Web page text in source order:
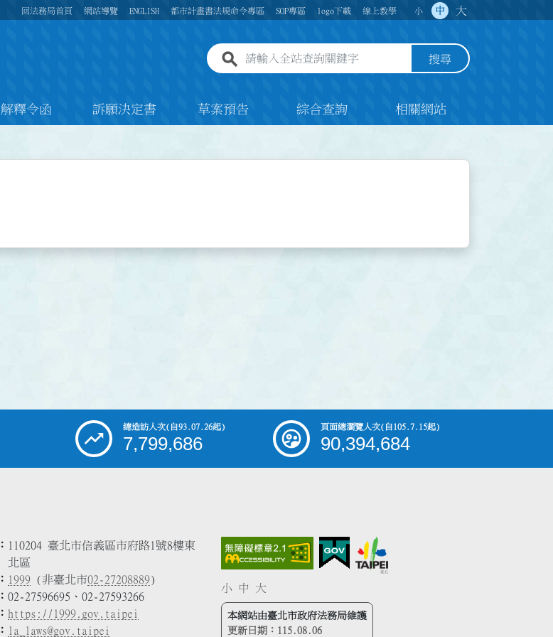
回法務局首頁 網站導覽 ENGLISH 都市計畫書法規命令專區 SOP專區 logo下載 線上教學 小 中 大
全站查詢關鍵字欄位 搜尋
解釋令函 訴願決定書 草案預告 綜合查詢 相關網站
總造訪人次(自93.07.26起)
7,799,686
頁面總瀏覽人次(自105.7.15起)
90,394,684
110204 臺北市信義區市府路1號8樓東
北區
1999 (非臺北市02-27208889)
02-27596695、02-27593266
https://1999.gov.taipei
la_laws@gov.taipei
小 中 大
本網站由臺北市政府法務局維護
更新日期： 115.08.06